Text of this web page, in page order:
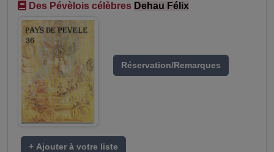
Des Pévèlois célèbres Dehau Félix
Réservation/Remarques
+ Ajouter à votre liste